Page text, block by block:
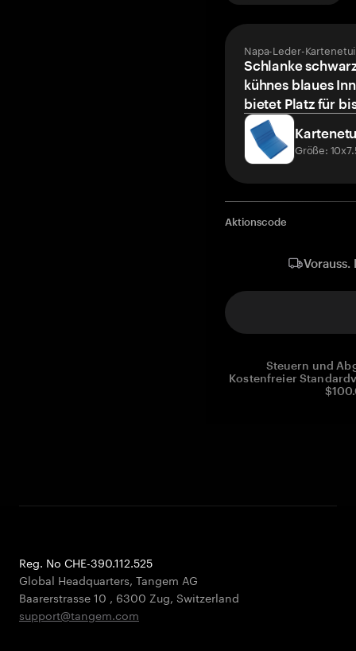
Napa-Leder-
Schlanke
kühnes blaues
bietet Platz für
Größe:
Aktionscode
Steuern und
Kostenfreier
Reg. No CHE-390.112.525
Global Headquarters, Tangem AG
Baarerstrasse 10 , 6300 Zug, Switzerland
support@tangem.com